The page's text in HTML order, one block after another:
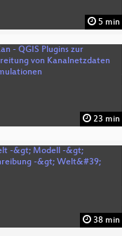
5 min
23 min
38 min